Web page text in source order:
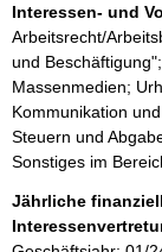
w
e
i
s
:
Interessen- und
Arbeitsrecht/
und
Massenmedien;
Kommunikation
Steuern und
Sonstiges im
Jährliche